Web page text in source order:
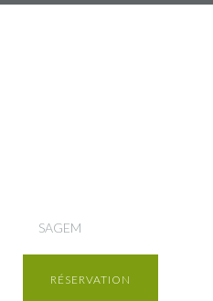
SAGEM
RÉSERVATION